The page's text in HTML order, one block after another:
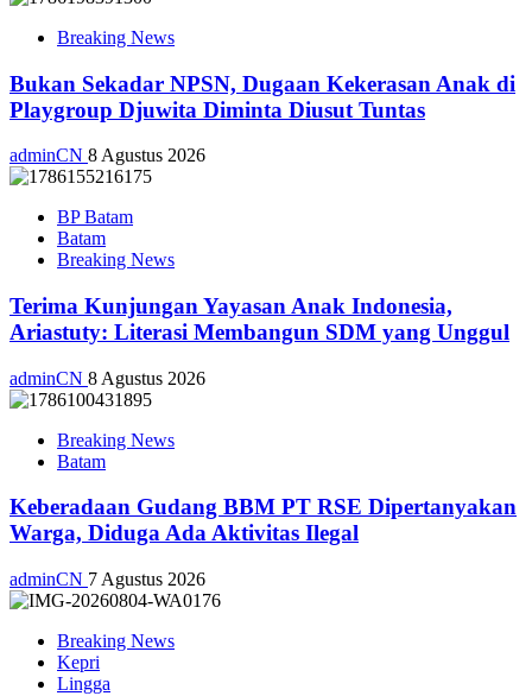
Breaking News
Bukan Sekadar NPSN, Dugaan Kekerasan Anak di
Playgroup Djuwita Diminta Diusut Tuntas
adminCN 8 Agustus 2026
BP Batam
Batam
Breaking News
Terima Kunjungan Yayasan Anak Indonesia,
Ariastuty: Literasi Membangun SDM yang Unggul
adminCN 8 Agustus 2026
Breaking News
Batam
Keberadaan Gudang BBM PT RSE Dipertanyakan
Warga, Diduga Ada Aktivitas Ilegal
adminCN 7 Agustus 2026
Breaking News
Kepri
Lingga